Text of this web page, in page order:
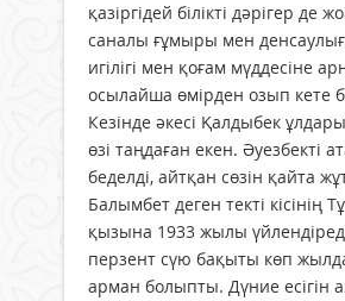
қазіргідей білікті дәрігер де
саналы ғұмыры мен
игілігі мен қоғам мүддесіне
осылайша өмірден озып кете
Кезінде әкесі Қалдыбек
өзі таңдаған екен. Әуезбекті
беделді, айтқан сөзін қайта
Балымбет деген текті кісінің
қызына 1933 жылы
перзент сүю бақыты көп
арман болыпты. Дүние есігін